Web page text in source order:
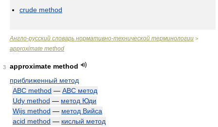
crude method
Англо-русский словарь нормативно-технической терминологии >
approximate method
3
approximate method
приближенный метод
ABC method — АВС метод
Udy method — метод Юди
Wijs method — метод Вийса
acid method — кислый метод